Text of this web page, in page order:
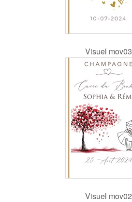
Visuel mov03
Visuel mov02